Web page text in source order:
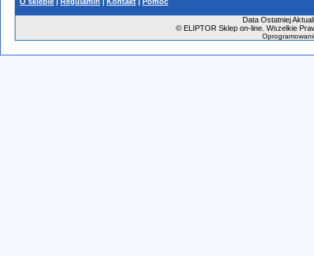
Data Ostatniej
©ELIPTOR Sklep on-line. Wszelkie